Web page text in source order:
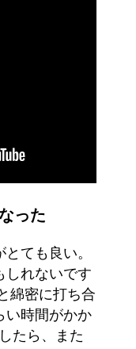
った
ても良い。
しれないです
綿密に打ち合
い時間がかか
たら、また